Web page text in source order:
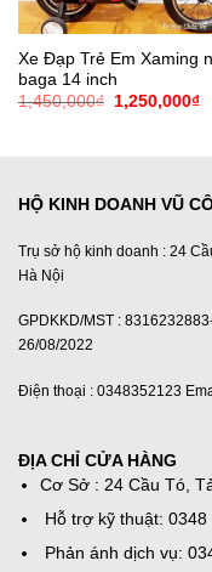
Xe Đạp Trẻ Em Xaming
baga 14 inch
1,450,000₫
Giá
1,250,000₫
HỘ KINH DOANH VŨ
Trụ sở hộ kinh doanh : 24
Hà Nội
GPDKKD/MST :
26/08/2022
Điện thoại : 0348352123
ĐỊA CHỈ CỬA HÀNG
Cơ Sở : 24 Cầu Tó,
Hỗ trợ kỹ thuật: 0348
Phản ánh dịch vụ: